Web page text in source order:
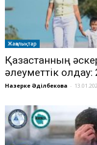
Жаңалықтар
Қазақстанның
әлеуметтік
Назерке Әділбекова -